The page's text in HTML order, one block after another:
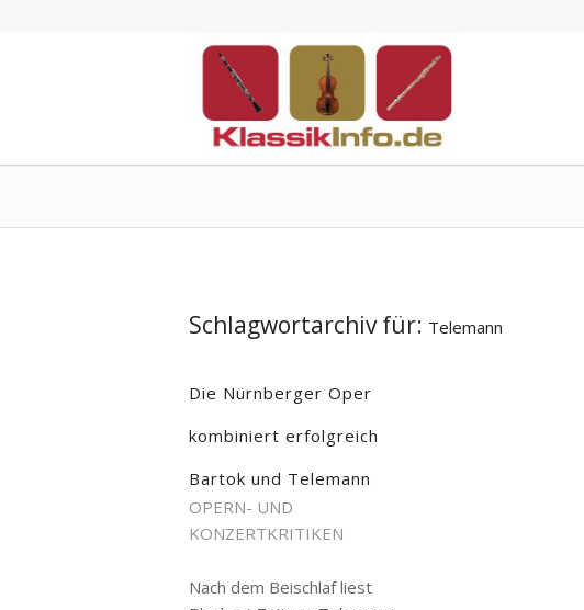
Schlagwortarchiv für: Telemann
Die Nürnberger Oper
kombiniert erfolgreich
Bartok und Telemann
OPERN- UND
KONZERTKRITIKEN
Nach dem Beischlaf liest